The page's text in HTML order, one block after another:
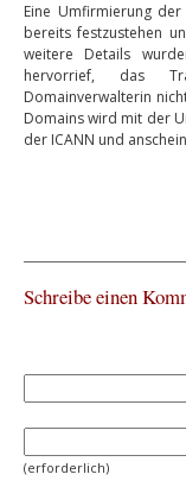
Eine Umfirmierung
bereits festzustehen
weitere Details
hervorrief, das
Domainverwalterin
Domains wird mit der
der ICANN und
Schreibe einen
(erforderlich)